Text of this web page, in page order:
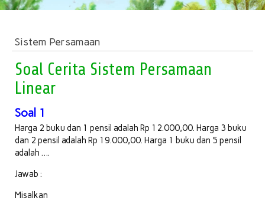
Sistem Persamaan
Soal Cerita Sistem Persamaan
Linear
Soal 1
Harga 2 buku dan 1 pensil adalah Rp 12.000,00. Harga 3 buku
dan 2 pensil adalah Rp 19.000,00. Harga 1 buku dan 5 pensil
adalah ….
Jawab :
Misalkan